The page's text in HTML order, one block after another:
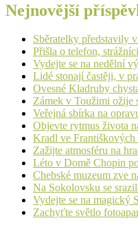
Nejnovější
Sběratelky představily
Přišla o telefon,
Vydejte se na nedělní
Lidé stonají častěji, v
Ovesné Kladruby
Zámek v Toužimi ožije
Veřejná sbírka na
Objevte rytmus života
Kradl ve
Zažijte atmosféru na
Léto v Domě Chopin
Chebské muzeum zve
Na Sokolovsku se
Vydejte se na magický
Zachyťte světlo